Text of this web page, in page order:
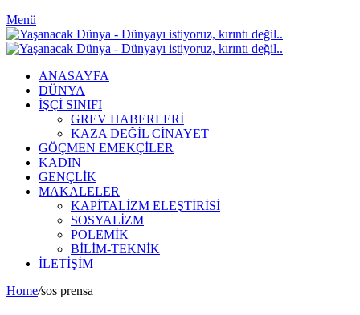
Menü
ANASAYFA
DÜNYA
İŞÇİ SINIFI
GREV HABERLERİ
KAZA DEĞİL CİNAYET
GÖÇMEN EMEKÇİLER
KADIN
GENÇLİK
MAKALELER
KAPİTALİZM ELEŞTİRİSİ
SOSYALİZM
POLEMİK
BİLİM-TEKNİK
ILETIŞIM
Home/sos prensa